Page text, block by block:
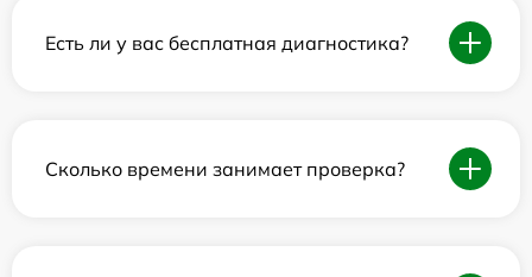
Есть ли у вас бесплатная диагностика?
Сколько времени занимает проверка?